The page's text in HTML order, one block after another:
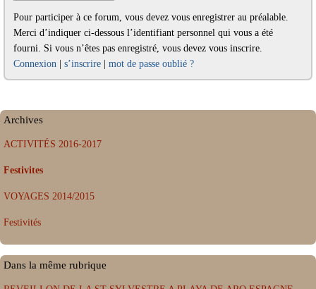
Pour participer à ce forum, vous devez vous enregistrer au préalable.
Merci d’indiquer ci-dessous l’identifiant personnel qui vous a été
fourni. Si vous n’êtes pas enregistré, vous devez vous inscrire.
Connexion | s’inscrire | mot de passe oublié ?
Archives
ACTIVITÉS 2016-2017
Festivites
VOYAGES 2014/2015
Festivités
Dans la même rubrique